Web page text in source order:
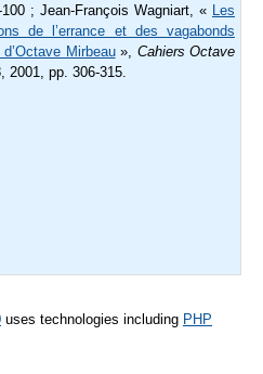
; Jean-François Wagniart, « Les
de l’errance et des vagabonds
Mirbeau », Cahiers Octave
2001, pp. 306-315.
uses technologies including PHP